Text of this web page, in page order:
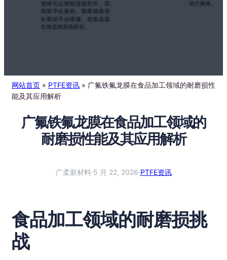
网站首页 » PTFE资讯 » 广氟铁氟龙膜在食品加工领域的耐磨损性
能及其应用解析
广氟铁氟龙膜在食品加工领域的
耐磨损性能及其应用解析
广柔新材料·5 月 22, 2026·PTFE资讯
食品加工领域的耐磨损挑
战